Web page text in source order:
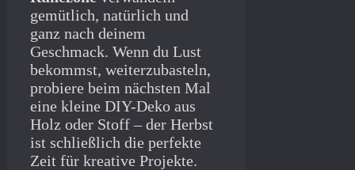
gemütlich, natürlich und
ganz nach deinem
Geschmack. Wenn du Lust
bekommst, weiterzubasteln,
probiere beim nächsten Mal
eine kleine DIY-Deko aus
Holz oder Stoff – der Herbst
ist schließlich die perfekte
Zeit für kreative Projekte.